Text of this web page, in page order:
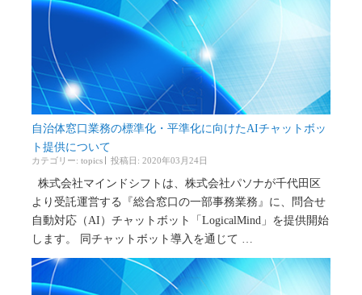
自治体窓口業務の標準化・平準化に向けたAIチャットボッ
ト提供について
カテゴリー: topics 投稿日: 2020年03月24日
株式会社マインドシフトは、株式会社パソナが千代田区
より受託運営する『総合窓口の一部事務業務』に、問合せ
自動対応（AI）チャットボット「LogicalMind」を提供開始
します。 同チャットボット導入を通じて …